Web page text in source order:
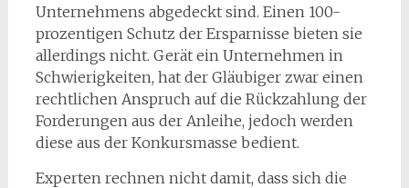
Unternehmens abgedeckt sind. Einen 100-
prozentigen Schutz der Ersparnisse bieten sie
allerdings nicht. Gerät ein Unternehmen in
Schwierigkeiten, hat der Gläubiger zwar einen
rechtlichen Anspruch auf die Rückzahlung der
Forderungen aus der Anleihe, jedoch werden
diese aus der Konkursmasse bedient.
Experten rechnen nicht damit, dass sich die